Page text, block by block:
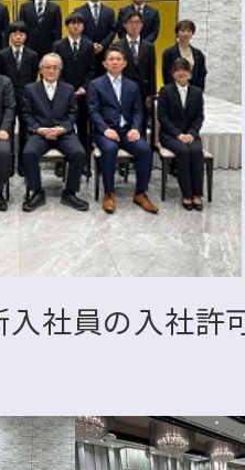
社員の入社許